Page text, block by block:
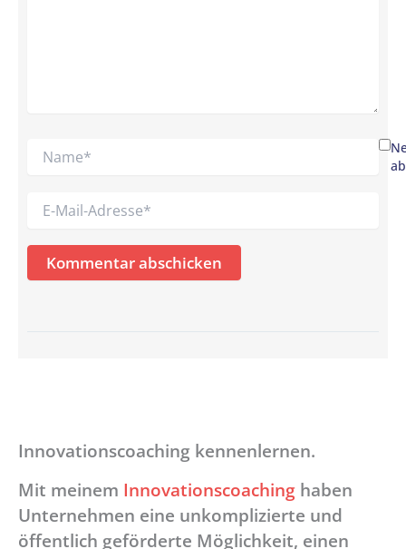
Mail-
Innovationscoaching kennenlernen.
Mit meinem Innovationscoaching haben
Unternehmen eine unkomplizierte und
öffentlich geförderte Möglichkeit, einen